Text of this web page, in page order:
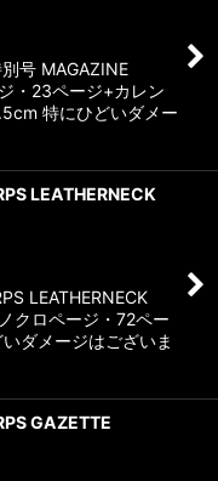
号 MAGAZINE
・23ページ+カレン
特にひどいダメー
LEATHERNECK
LEATHERNECK
クロページ・72ペー
ダメージはございま
GAZETTE